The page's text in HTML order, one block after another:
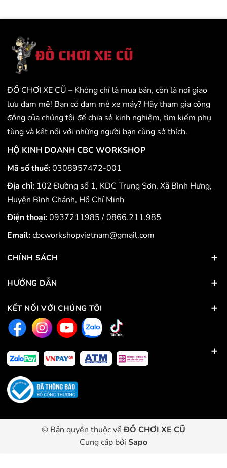
ĐỒ CHƠI XE CŨ – Không chỉ là mua bán, còn là nơi giao
lưu đam mê! Bạn có đam mê xe máy? Hãy tham gia cộng
đồng của chúng tôi để chia sẻ kinh nghiệm, tìm kiếm phụ
tùng và kết nối với những người bạn cùng sở thích.
HỘ KINH DOANH CBC WORKSHOP
Mã số thuế:0308957472-001
Địa chỉ: 102 Đường số 1, KDC Trung Sơn, Xã Bình Hưng,
Huyện Bình Chánh, Hồ Chí Minh
Điện thoại:0937211985/0866.211.985
Email:cbcworkshopvietnam@gmail.com
CHÍNH SÁCH
HƯỚNG DẪN
KẾT NỐI VỚI CHÚNG TÔI
© Bản quyền thuộc vềĐỒ CHƠI XE CŨ
Cung cấp bởi Sapo